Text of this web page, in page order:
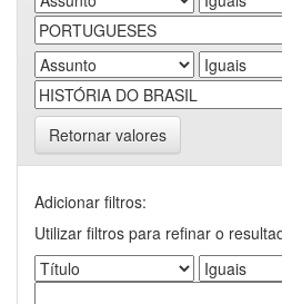
Retornar valores
Adicionar filtros:
Utilizar filtros para refinar o